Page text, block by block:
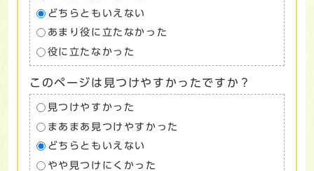
どちらともいえない
あまり役に立たなかった
役に立たなかった
このページは見つけやすかったですか？
見つけやすかった
まあまあ見つけやすかった
どちらともいえない
やや見つけにくかった